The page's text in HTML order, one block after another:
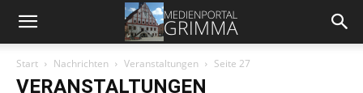
Start Nachrichten Veranstaltungen Seite 27
VERANSTALTUNGEN